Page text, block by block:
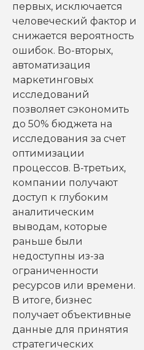
первых, исключается
человеческий фактор и
снижается вероятность
ошибок. Во-вторых,
автоматизация
маркетинговых
исследований
позволяет сэкономить
до 50% бюджета на
исследования за счет
оптимизации
процессов. В-третьих,
компании получают
доступ к глубоким
аналитическим
выводам, которые
раньше были
недоступны из-за
ограниченности
ресурсов или времени.
В итоге, бизнес
получает объективные
данные для принятия
стратегических